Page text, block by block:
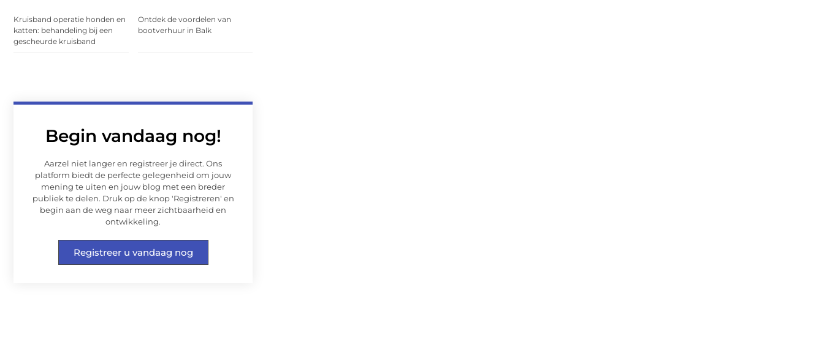
Kruisband operatie honden en
katten: behandeling bij een
gescheurde kruisband
Ontdek de voordelen van
bootverhuur in Balk
Begin vandaag nog!
Aarzel niet langer en registreer je direct. Ons
platform biedt de perfecte gelegenheid om jouw
mening te uiten en jouw blog met een breder
publiek te delen. Druk op de knop 'Registreren' en
begin aan de weg naar meer zichtbaarheid en
ontwikkeling.
Registreer u vandaag nog